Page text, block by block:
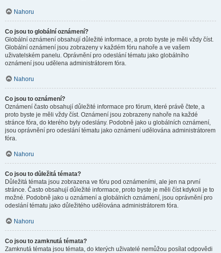
Nahoru
Co jsou to globální oznámení?
Globální oznámení obsahují důležité informace, a proto byste je měli vždy číst.
Globální oznámení jsou zobrazeny v každém fóru nahoře a ve vašem
uživatelském panelu. Oprávnění pro odeslání tématu jako globálního
oznámení jsou udělena administrátorem fóra.
Nahoru
Co jsou to oznámení?
Oznámení často obsahují důležité informace pro fórum, které právě čtete, a
proto byste je měli vždy číst. Oznámení jsou zobrazeny nahoře na každé
stránce fóra, do kterého byly odeslány. Podobně jako u globálních oznámení,
jsou oprávnění pro odeslání tématu jako oznámení udělována administrátorem
fóra.
Nahoru
Co jsou to důležitá témata?
Důležitá témata jsou zobrazena ve fóru pod oznámeními, ale jen na první
stránce. Často obsahují důležité informace, proto byste je měli číst kdykoli je to
možné. Podobně jako u oznámení a globálních oznámení, jsou oprávnění pro
odeslání tématu jako důležitého udělována administrátorem fóra.
Nahoru
Co jsou to zamknutá témata?
Zamknutá témata jsou témata, do kterých uživatelé nemůžou posílat odpovědi